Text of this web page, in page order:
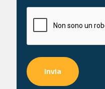
C
H
A